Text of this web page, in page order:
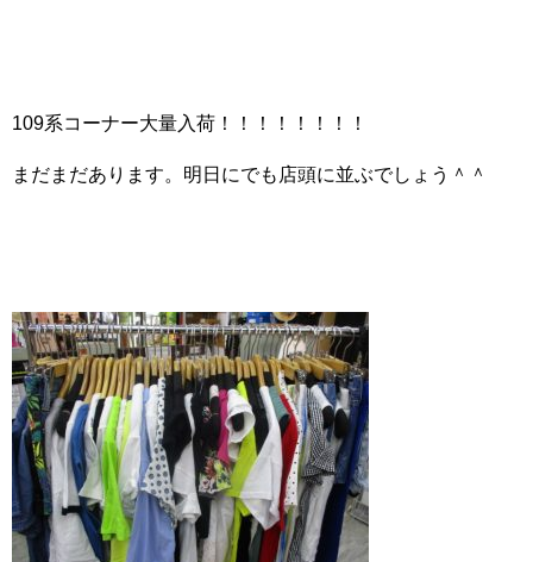
109系コーナー大量入荷！！！！！！！！
まだまだあります。明日にでも店頭に並ぶでしょう＾＾